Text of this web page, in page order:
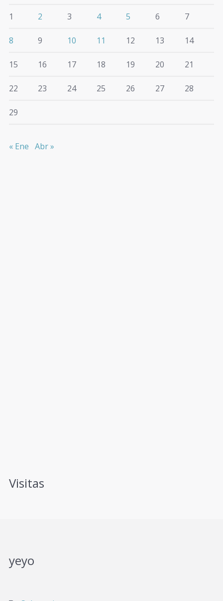
1 2 3 4 5 6 7
8 9 10 11 12 13 14
15 16 17 18 19 20 21
22 23 24 25 26 27 28
29
« Ene Abr »
Visitas
yeyo